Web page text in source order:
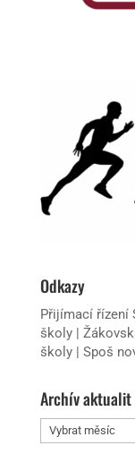
Odkazy
Přijímací řízení
školy|
školy | Spoš
Archív aktualit
Archív
aktualit